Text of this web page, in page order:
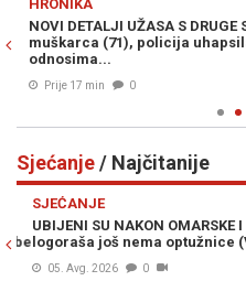
HRONIKA
NOVI DETALJI UŽASA S DRUGE
muškarca (71), policija
odnosima...
Prije 17 min 0
Sjećanje/ Najčitanije
SJEĆANJE
UBIJENI SU NAKON OMARSKE I
logoraša još nema optužnice
05. Avg. 2026 0